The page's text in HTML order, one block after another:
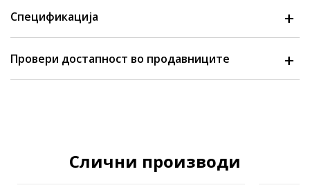
Спецификација
Провери достапност во продавниците
Слични производи